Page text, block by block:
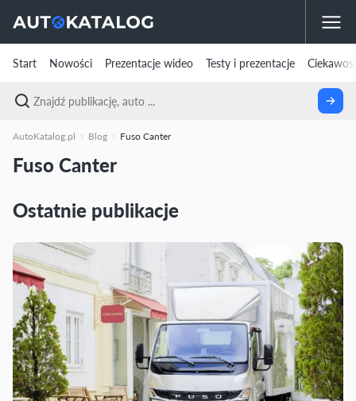
Start Nowości Prezentacje wideo Testy i prezentacje
AutoKatalog.pl Blog Fuso Canter
Fuso Canter
Ostatnie publikacje